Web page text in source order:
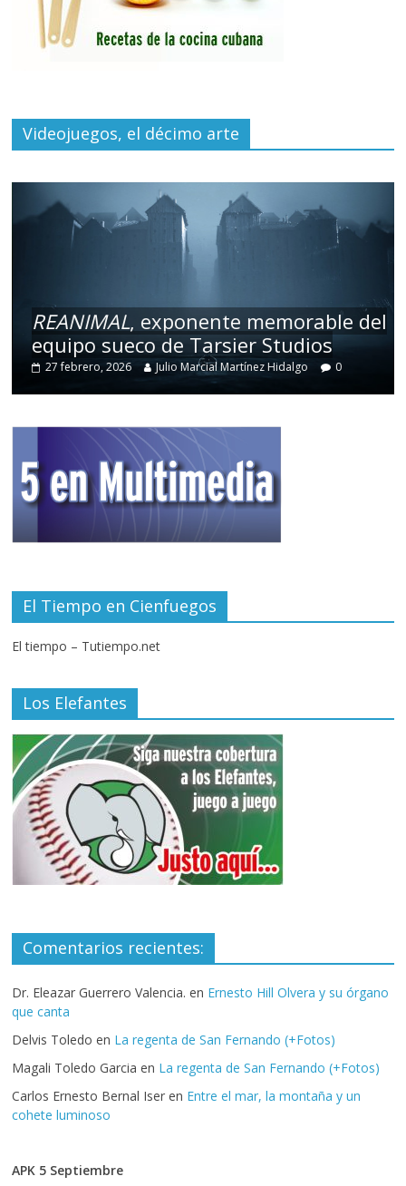
Videojuegos, el décimo arte
REANIMAL, exponente memorable del
equipo sueco de Tarsier Studios
27 febrero, 2026 Julio Marcial Martínez Hidalgo 0
El Tiempo en Cienfuegos
El tiempo – Tutiempo.net
Los Elefantes
Comentarios recientes:
Dr. Eleazar Guerrero Valencia. en Ernesto Hill Olvera y su órgano
que canta
Delvis Toledo en La regenta de San Fernando (+Fotos)
Magali Toledo Garcia en La regenta de San Fernando (+Fotos)
Carlos Ernesto Bernal Iser en Entre el mar, la montaña y un
cohete luminoso
APK 5 Septiembre